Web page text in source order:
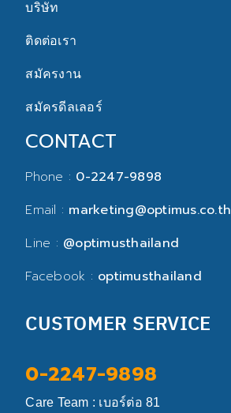
บริษัท
ติดต่อเรา
สมัครงาน
สมัครดีลเลอร์
CONTACT
Phone : 0-2247-9898
Email : marketing@optimus.co.th
Line : @optimusthailand
Facebook : optimusthailand
CUSTOMER SERVICE
0-2247-9898
Care Team : เบอร์ต่อ 81